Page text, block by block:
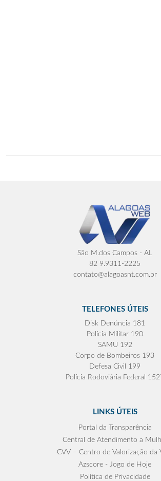
São M.dos Campos - AL
82 9.9311-2225
contato@alagoasnt.com.br
TELEFONES ÚTEIS
Disk Denúncia 181
Polícia Militar 190
SAMU 192
Corpo de Bombeiros 193
Defesa Civil 199
Polícia Rodoviária Federal
LINKS ÚTEIS
Portal da Transparência
Central de Atendimento a
CVV – Centro de Valorização da
Azscore - Jogo de Hoje
Política de Privacidade